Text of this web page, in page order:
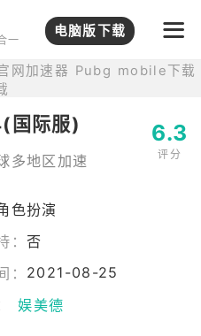
打开APP
网加速器 Pubg mobile下载
一
电脑版下载
国际服)
多地区加速
6.3
评分
色扮演
：否
： 2021-08-25
娱美德